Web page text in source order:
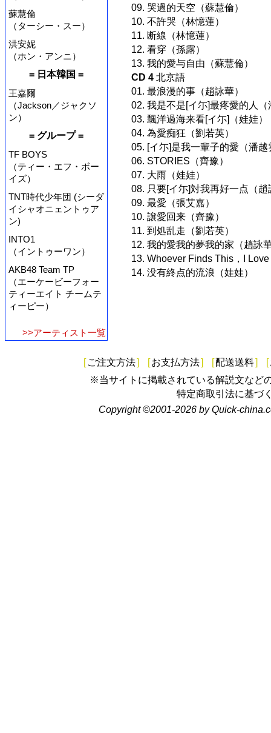
蘇慧倫
（ターシー・スー）
洪安妮
（ホン・アンニ）
= 日本韓国 =
王嘉爾
（Jackson／ジャクソ
ン）
= グループ =
TF BOYS
（ティー・エフ・ボー
イズ）
TNT時代少年団 (シーダ
イシャオニェントゥア
ン)
INTO1
（イントゥーワン）
AKB48 Team TP
（エーケービーフォー
ティーエイト チームテ
ィーピー）
>>アーティスト一覧
09. 哭過的天空（蘇慧倫）
10. 不許哭（林憶蓮）
11. 断線（林憶蓮）
12. 看穿（孫露）
13. 我的愛与自由（蘇慧倫）
CD 4 北京語
01. 最浪漫的事（趙詠華）
02. 我是不是[イ尓]最疼愛的人（
03. 飄洋過海来看[イ尓]（娃娃）
04. 為愛痴狂（劉若英）
05. [イ尓]是我一輩子的愛（潘越
06. STORIES（齊豫）
07. 大雨（娃娃）
08. 只要[イ尓]対我再好一点（趙
09. 最愛（張艾嘉）
10. 譲愛回来（齊豫）
11. 到処乱走（劉若英）
12. 我的愛我的夢我的家（趙詠
13. Whoever Finds This，I
14. 没有終点的流浪（娃娃）
[ ご注文方法] [お支払方法] [配送送料] [
※当サイトに掲載されている解説文など
特定商取引法に基づ
Copyright ©2001-2026 by Quick-